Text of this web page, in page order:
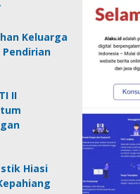
Keluarga
Pendirian
II
Hiasi